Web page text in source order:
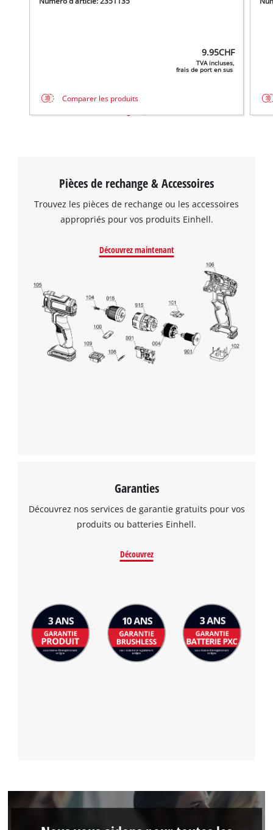
9.95CHF
TVA incluses,
frais de port en sus
Comparer les produits
Pièces de rechange & Accessoires
Trouvez les pièces de rechange ou les accessoires
appropriés pour vos produits Einhell.
Découvrez maintenant
Garanties
Découvrez nos services de garantie gratuits pour vos
produits ou batteries Einhell.
Découvrez